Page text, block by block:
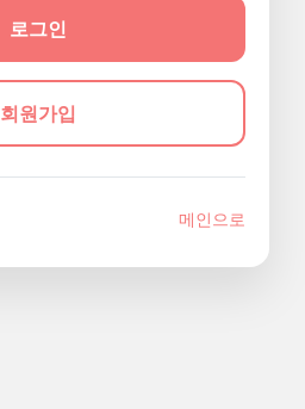
회원가입
메인으로